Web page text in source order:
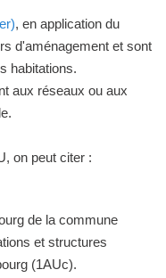
, en application du
d'aménagement et sont
habitations.
aux réseaux ou aux
on peut citer :
de la commune
et structures
(1AUc).